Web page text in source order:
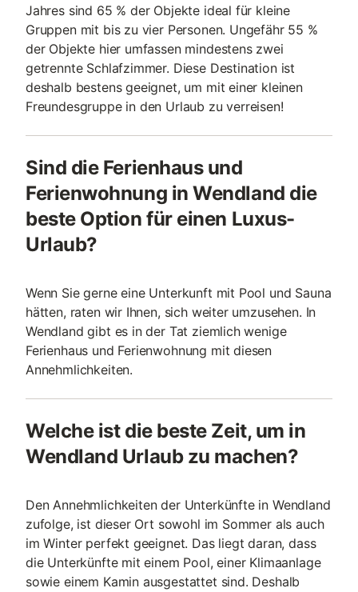
Jahres sind 65 % der Objekte ideal für kleine
Gruppen mit bis zu vier Personen. Ungefähr 55 %
der Objekte hier umfassen mindestens zwei
getrennte Schlafzimmer. Diese Destination ist
deshalb bestens geeignet, um mit einer kleinen
Freundesgruppe in den Urlaub zu verreisen!
Sind die Ferienhaus und
Ferienwohnung in Wendland die
beste Option für einen Luxus-
Urlaub?
Wenn Sie gerne eine Unterkunft mit Pool und Sauna
hätten, raten wir Ihnen, sich weiter umzusehen. In
Wendland gibt es in der Tat ziemlich wenige
Ferienhaus und Ferienwohnung mit diesen
Annehmlichkeiten.
Welche ist die beste Zeit, um in
Wendland Urlaub zu machen?
Den Annehmlichkeiten der Unterkünfte in Wendland
zufolge, ist dieser Ort sowohl im Sommer als auch
im Winter perfekt geeignet. Das liegt daran, dass
die Unterkünfte mit einem Pool, einer Klimaanlage
sowie einem Kamin ausgestattet sind. Deshalb